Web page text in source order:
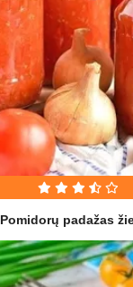
Pomidorų padažas